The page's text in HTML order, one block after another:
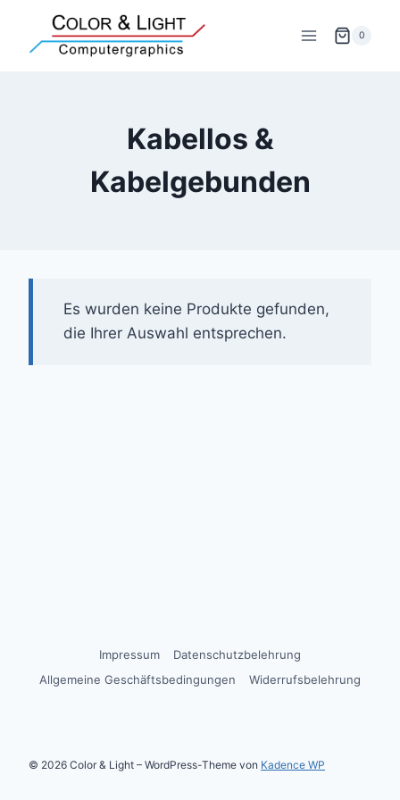
springen
0
Kabellos &
Kabelgebunden
Es wurden keine Produkte gefunden,
die Ihrer Auswahl entsprechen.
Impressum
Datenschutzbelehrung
Allgemeine Geschäftsbedingungen
Widerrufsbelehrung
© 2026 Color & Light – WordPress-Theme von Kadence WP